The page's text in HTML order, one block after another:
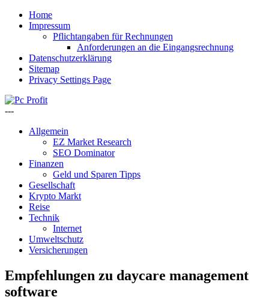
Home
Impressum
Pflichtangaben für Rechnungen
Anforderungen an die Eingangsrechnung
Datenschutzerklärung
Sitemap
Privacy Settings Page
---
Allgemein
EZ Market Research
SEO Dominator
Finanzen
Geld und Sparen Tipps
Gesellschaft
Krypto Markt
Reise
Technik
Internet
Umweltschutz
Versicherungen
Empfehlungen zu daycare management
software